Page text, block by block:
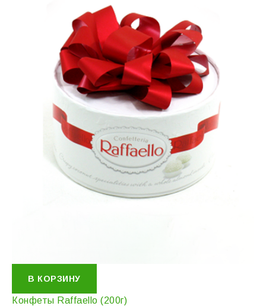
В КОРЗИНУ
Конфеты Raffaello (200г)